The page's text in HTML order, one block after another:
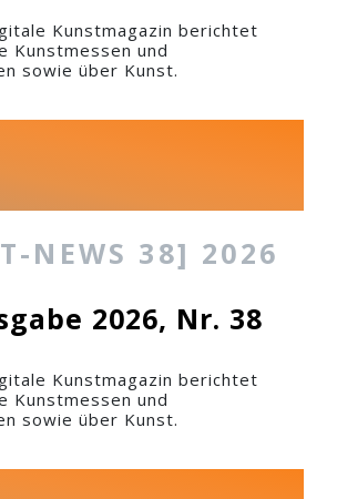
Kunstmagazin berichtet
Kunstmessen und
sowie über Kunst.
NEWS 38] 2026
2026, Nr. 38
Kunstmagazin berichtet
Kunstmessen und
sowie über Kunst.